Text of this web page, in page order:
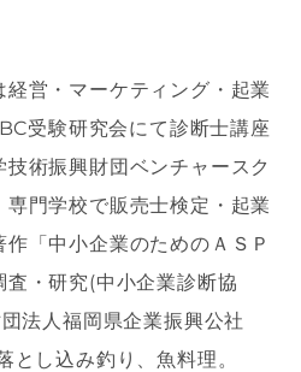
営・マーケティング・起業
受験研究会にて診断士講座
術振興財団ベンチャースク
門学校で販売士検定・起業
「中小企業のためのＡＳＰ
・研究(中小企業診断協
法人福岡県企業振興公社
とし込み釣り、魚料理。